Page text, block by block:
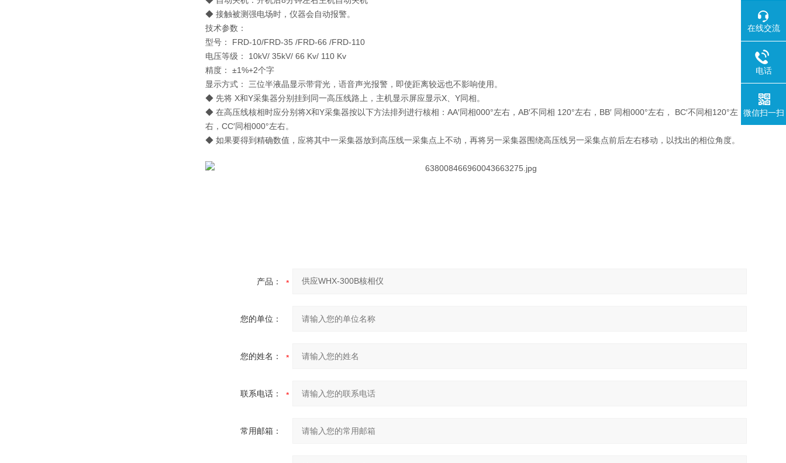
◆ 接触被测强电场时，仪器会自动报警。
技术参数：
型号： FRD-10/FRD-35 /FRD-66 /FRD-110
电压等级： 10kV/ 35kV/ 66 Kv/ 110 Kv
精度： ±1%+2个字
显示方式： 三位半液晶显示带背光，语音声光报警，即使距离较远也不影响使用。
◆ 先将 X和Y采集器分别挂到同一高压线路上，主机显示屏应显示X、Y同相。
◆ 在高压线核相时应分别将X和Y采集器按以下方法排列进行核相：AA′同相000°左右，AB′不同相 120°左右，BB′ 同相000°左右， BC′不同相120°左
右，CC′同相000°左右。
◆ 如果要得到精确数值，应将其中一采集器放到高压线一采集点上不动，再将另一采集器围绕高压线另一采集点前后左右移动，以找出的相位角度。
产品：
您的单位：
您的姓名：
联系电话：
常用邮箱：
在线交流
电话
微信扫一扫